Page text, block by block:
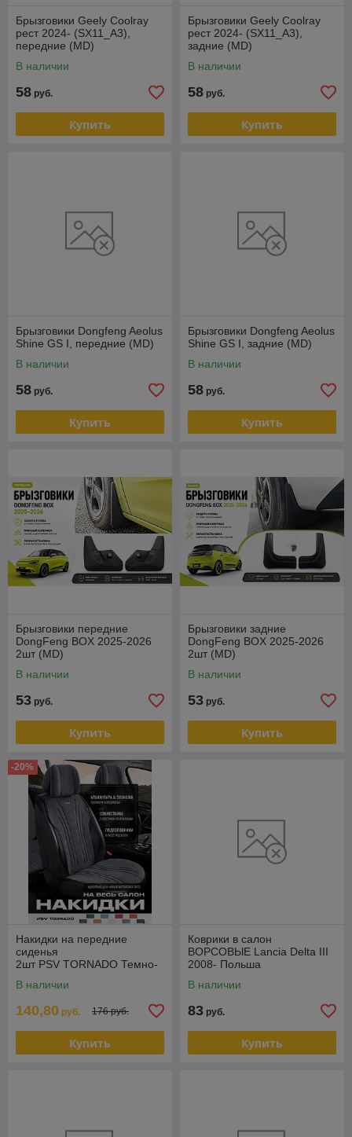
Брызговики Geely Coolray
рест 2024- (SX11_A3),
передние (MD)
В наличии
58 руб.
Купить
Брызговики Geely Coolray
рест 2024- (SX11_A3),
задние (MD)
В наличии
58 руб.
Купить
Брызговики Dongfeng Aeolus
Shine GS I, передние (MD)
В наличии
58 руб.
Купить
Брызговики Dongfeng Aeolus
Shine GS I, задние (MD)
В наличии
58 руб.
Купить
Брызговики передние
DongFeng BOX 2025-2026
2шт (MD)
В наличии
53 руб.
Купить
Брызговики задние
DongFeng BOX 2025-2026
2шт (MD)
В наличии
53 руб.
Купить
-20%
Накидки на передние
сиденья
2шт PSV TORNADO Темно-
В наличии
140,80 руб. 176 руб.
Купить
Коврики в салон
ВОРСОВЫЕ Lancia Delta III
2008- Польша
В наличии
83 руб.
Купить